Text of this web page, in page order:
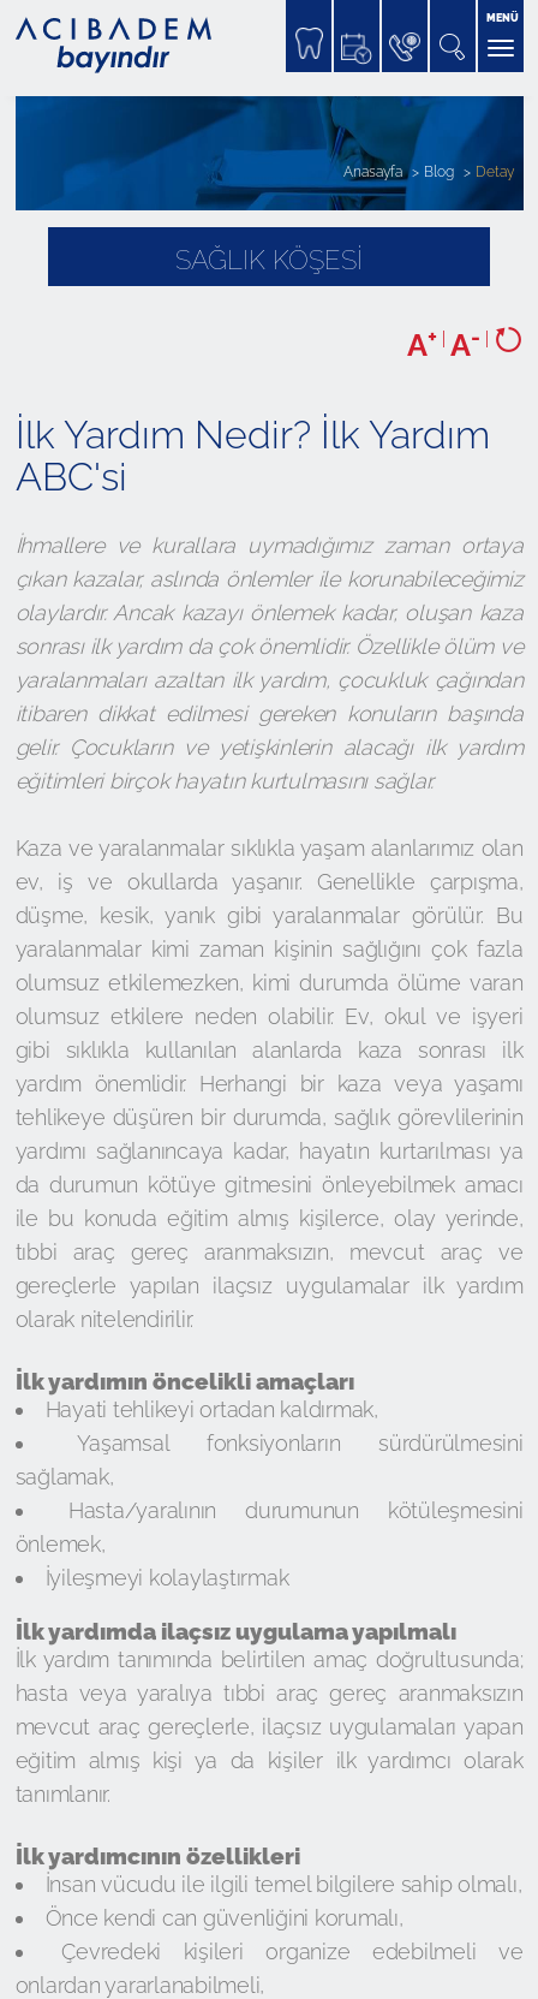
MENÜ
SAĞLIK KÖŞESİ
Anasayfa Blog Detay
A+ | A- |
İlk Yardım Nedir? İlk Yardım
ABC'si
İhmallere ve kurallara uymadığımız zaman ortaya
çıkan kazalar, aslında önlemler ile korunabileceğimiz
olaylardır. Ancak kazayı önlemek kadar, oluşan kaza
sonrası ilk yardım da çok önemlidir. Özellikle ölüm ve
yaralanmaları azaltan ilk yardım, çocukluk çağından
itibaren dikkat edilmesi gereken konuların başında
gelir. Çocukların ve yetişkinlerin alacağı ilk yardım
eğitimleri birçok hayatın kurtulmasını sağlar.
Kaza ve yaralanmalar sıklıkla yaşam alanlarımız olan
ev, iş ve okullarda yaşanır. Genellikle çarpışma,
düşme, kesik, yanık gibi yaralanmalar görülür. Bu
yaralanmalar kimi zaman kişinin sağlığını çok fazla
olumsuz etkilemezken, kimi durumda ölüme varan
olumsuz etkilere neden olabilir. Ev, okul ve işyeri
gibi sıklıkla kullanılan alanlarda kaza sonrası ilk
yardım önemlidir. Herhangi bir kaza veya yaşamı
tehlikeye düşüren bir durumda, sağlık görevlilerinin
yardımı sağlanıncaya kadar, hayatın kurtarılması ya
da durumun kötüye gitmesini önleyebilmek amacı
ile bu konuda eğitim almış kişilerce, olay yerinde,
tıbbi araç gereç aranmaksızın, mevcut araç ve
gereçlerle yapılan ilaçsız uygulamalar ilk yardım
olarak nitelendirilir.
İlk yardımın öncelikli amaçları
Hayati tehlikeyi ortadan kaldırmak,
Yaşamsal fonksiyonların sürdürülmesini
sağlamak,
Hasta/yaralının durumunun kötüleşmesini
önlemek,
İyileşmeyi kolaylaştırmak
İlk yardımda ilaçsız uygulama yapılmalı
İlk yardım tanımında belirtilen amaç doğrultusunda;
hasta veya yaralıya tıbbi araç gereç aranmaksızın
mevcut araç gereçlerle, ilaçsız uygulamaları yapan
eğitim almış kişi ya da kişiler ilk yardımcı olarak
tanımlanır.
İlk yardımcının özellikleri
İnsan vücudu ile ilgili temel bilgilere sahip olmalı,
Önce kendi can güvenliğini korumalı,
Çevredeki kişileri organize edebilmeli ve
onlardan yararlanabilmeli,